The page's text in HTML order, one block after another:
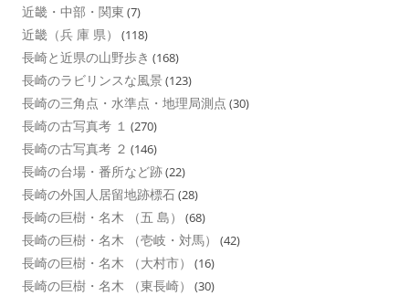
近畿・中部・関東 (7)
近畿（兵 庫 県） (118)
長崎と近県の山野歩き (168)
長崎のラビリンスな風景 (123)
長崎の三角点・水準点・地理局測点 (30)
長崎の古写真考 １ (270)
長崎の古写真考 ２ (146)
長崎の台場・番所など跡(22)
長崎の外国人居留地跡標石(28)
長崎の巨樹・名木 （五 島） (68)
長崎の巨樹・名木 （壱岐・対馬） (42)
長崎の巨樹・名木 （大村市） (16)
長崎の巨樹・名木 （東長崎） (30)